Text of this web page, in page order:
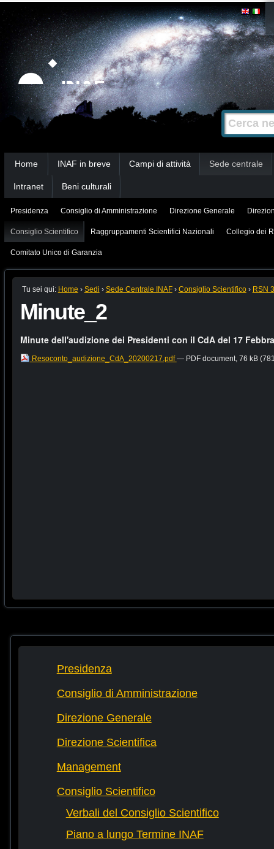
Strumenti
personali
Salta
contenuti.
|
Salta
alla
navigazione
Cerca nel
Ricerca
avanzata…
Home INAF in breve Campi di attività Sede centrale
Intranet Beni culturali
Presidenza Consiglio di Amministrazione Direzione Generale
Consiglio Scientifico Raggruppamenti Scientifici Nazionali Collegio dei
Comitato Unico di Garanzia
Tu sei qui: Home › Sedi › Sede Centrale INAF › Consiglio Scientifico › RSN 3
Minute_2
Minute dell'audizione dei Presidenti con il CdA del 17
Resoconto_audizione_CdA_20200217.pdf— PDF document, 76 kB
Presidenza
Consiglio di Amministrazione
Direzione Generale
Direzione Scientifica
Management
Consiglio Scientifico
Verbali del Consiglio Scientifico
Piano a lungo Termine INAF